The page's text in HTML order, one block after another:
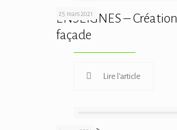
25 mars 2021
ENSEIGNES – Création
façade
Lire l'article